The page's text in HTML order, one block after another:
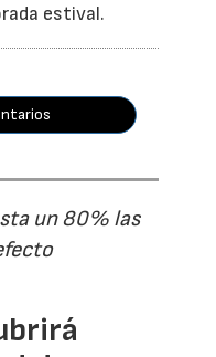
estival.
un 80% las